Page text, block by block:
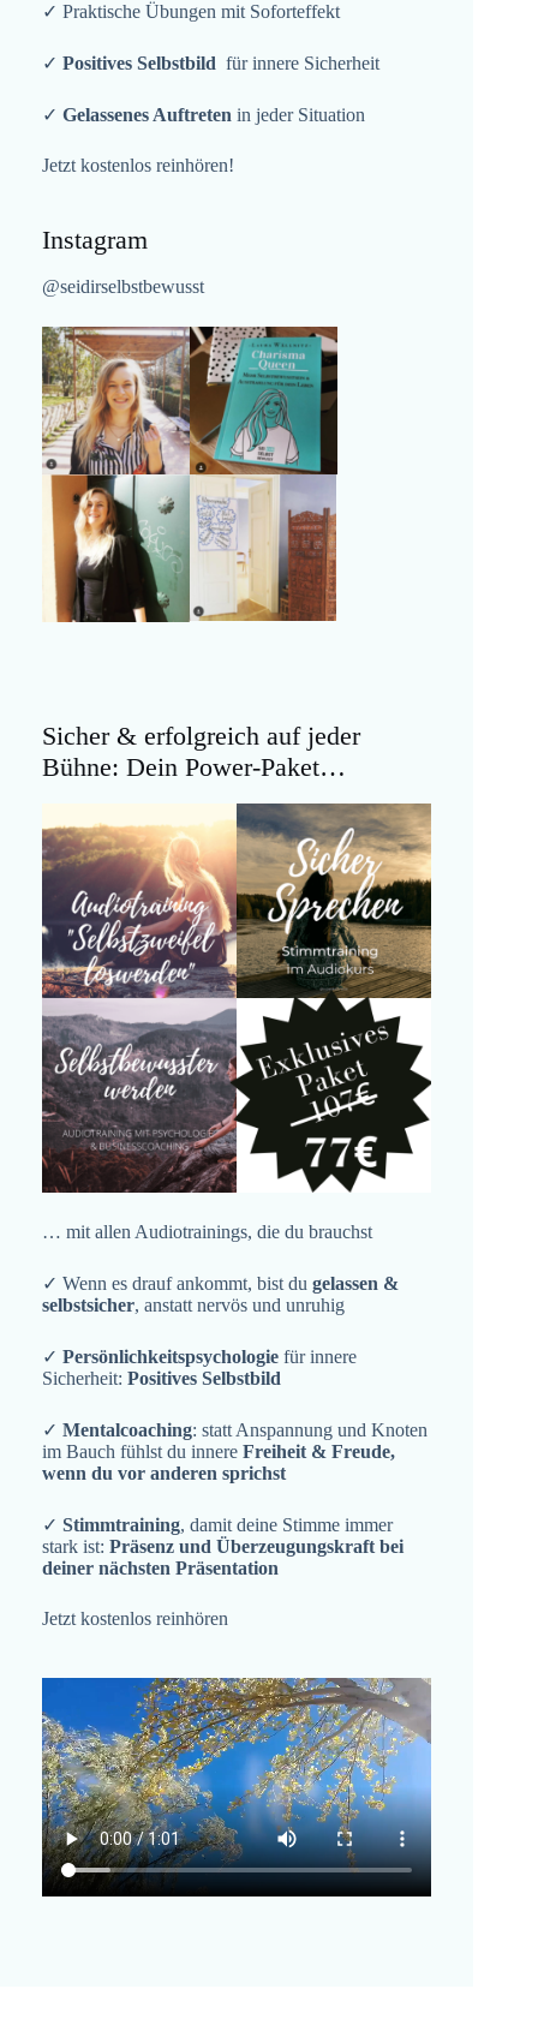
✓ Praktische Übungen mit Soforteffekt
✓ Positives Selbstbild für innere Sicherheit
✓ Gelassenes Auftreten in jeder Situation
Jetzt kostenlos reinhören!
Instagram
@seidirselbstbewusst
Sicher & erfolgreich auf jeder
Bühne: Dein Power-Paket…
… mit allen Audiotrainings, die du brauchst
✓ Wenn es drauf ankommt, bist du gelassen &
selbstsicher, anstatt nervös und unruhig
✓ Persönlichkeitspsychologie für innere
Sicherheit: Positives Selbstbild
✓ Mentalcoaching: statt Anspannung und Knoten
im Bauch fühlst du innere Freiheit & Freude,
wenn du vor anderen sprichst
✓ Stimmtraining, damit deine Stimme immer
stark ist: Präsenz und Überzeugungskraft bei
deiner nächsten Präsentation
Jetzt kostenlos reinhören